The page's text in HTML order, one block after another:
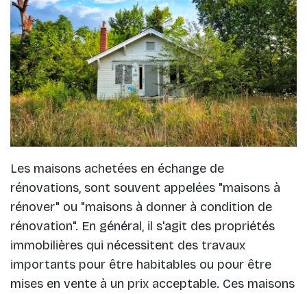
Les maisons achetées en échange de
rénovations, sont souvent appelées "maisons à
rénover" ou "maisons à donner à condition de
rénovation". En général, il s'agit des propriétés
immobilières qui nécessitent des travaux
importants pour être habitables ou pour être
mises en vente à un prix acceptable. Ces maisons